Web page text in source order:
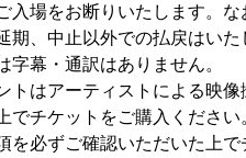
入場をお断りいたします。な
期、中止以外での払戻はいた
字幕・通訳はありません。
トはアーティストによる映
でチケットをご購入ください
を必ずご確認いただいた上で